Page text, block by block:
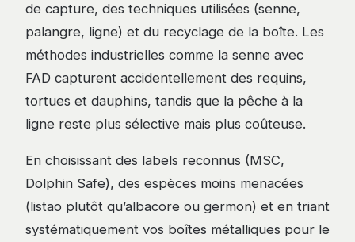
de capture, des techniques utilisées (senne,
palangre, ligne) et du recyclage de la boîte. Les
méthodes industrielles comme la senne avec
FAD capturent accidentellement des requins,
tortues et dauphins, tandis que la pêche à la
ligne reste plus sélective mais plus coûteuse.
En choisissant des labels reconnus (MSC,
Dolphin Safe), des espèces moins menacées
(listao plutôt qu’albacore ou germon) et en triant
systématiquement vos boîtes métalliques pour le